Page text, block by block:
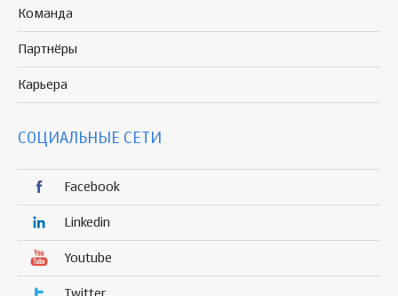
Команда
Партнёры
Карьера
СОЦИАЛЬНЫЕ СЕТИ
Facebook
Linkedin
Youtube